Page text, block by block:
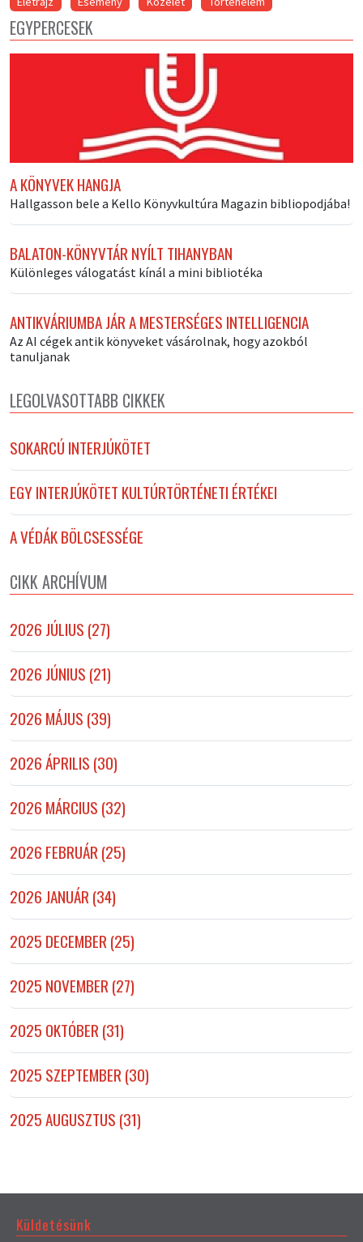
EGYPERCESEK
A KÖNYVEK HANGJA
Hallgasson bele a Kello Könyvkultúra Magazin bibliopodjába!
BALATON-KÖNYVTÁR NYÍLT TIHANYBAN
Különleges válogatást kínál a mini bibliotéka
ANTIKVÁRIUMBA JÁR A MESTERSÉGES INTELLIGENCIA
Az AI cégek antik könyveket vásárolnak, hogy azokból
tanuljanak
LEGOLVASOTTABB CIKKEK
SOKARCÚ INTERJÚKÖTET
EGY INTERJÚKÖTET KULTÚRTÖRTÉNETI ÉRTÉKEI
A VÉDÁK BÖLCSESSÉGE
CIKK ARCHÍVUM
2026 JÚLIUS (27)
2026 JÚNIUS (21)
2026 MÁJUS (39)
2026 ÁPRILIS (30)
2026 MÁRCIUS (32)
2026 FEBRUÁR (25)
2026 JANUÁR (34)
2025 DECEMBER (25)
2025 NOVEMBER (27)
2025 OKTÓBER (31)
2025 SZEPTEMBER (30)
2025 AUGUSZTUS (31)
Küldetésünk